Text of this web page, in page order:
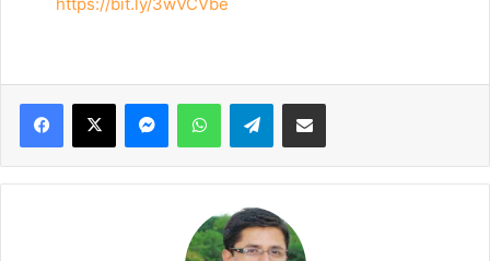
https://bit.ly/3wVCVbe
Facebook
X MessengerWhatsAppTelegramShare via Email